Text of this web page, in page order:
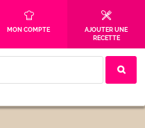
MON COMPTE
AJOUTER UNE
RECETTE